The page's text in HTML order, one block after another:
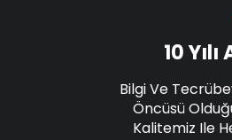
10
Bilgi Ve
Öncüsü
Kalitemiz Ile